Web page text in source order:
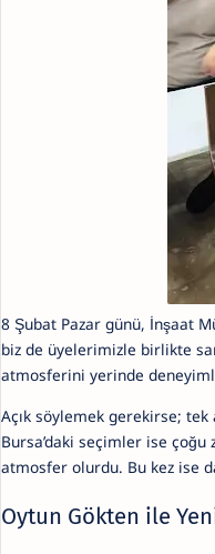
8 Şubat Pazar günü, İnşaat
biz de üyelerimizle birlikte
atmosferini yerinde
Açık söylemek gerekirse; tek
Bursa’daki seçimler ise
atmosfer olurdu. Bu kez ise
Oytun Gökten ile